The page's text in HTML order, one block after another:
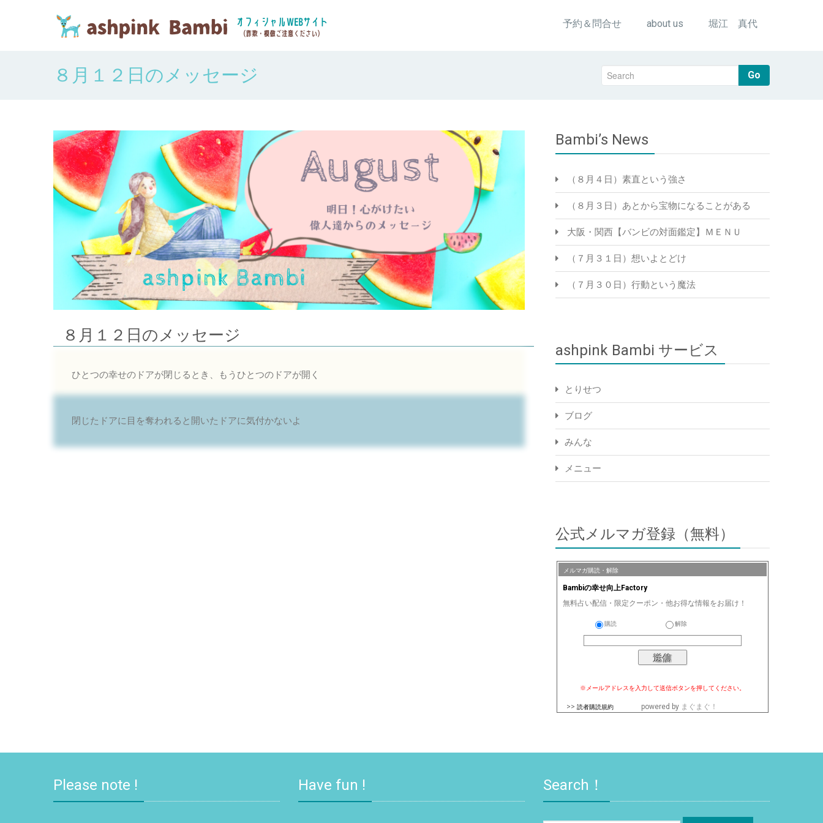
予約＆問合せ about us 堀江 真代
８月１２日のメッセージ Go
８月１２日のメッセージ
ひとつの幸せのドアが閉じるとき、もうひとつのドアが開く
閉じたドアに目を奪われると開いたドアに気付かないよ
Bambi’s News
（８月４日）素直という強さ
（８月３日）あとから宝物になることがある
大阪・関西【バンビの対面鑑定】ＭＥＮＵ
（７月３１日）想いよとどけ
（７月３０日）行動という魔法
ashpink Bambi サービス
とりせつ
ブログ
みんな
メニュー
公式メルマガ登録（無料）
メルマガ購読・解除
Bambiの幸せ向上Factory
無料占い配信・限定クーポン・他お得な情報をお届け！
購読 解除
※メールアドレスを入力して送信ボタンを押してください。
>> 読者購読規約 powered by まぐまぐ！
Please note ! Have fun ! Search！